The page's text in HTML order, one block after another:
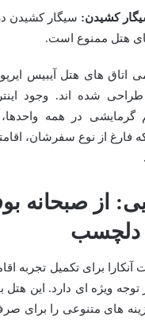
کشیدن: سیگار کشیدن در
هتل ممنوع است.
اتاق های هتل آیبیس
شده اند. وجود
در همه واحدها،
فارغ از نوع سفرشان،
از صبحانه
دلچسب
آنکارا برای تکمیل تجربه
توجه ویژه ای دارد. این
های متنوعی را برای